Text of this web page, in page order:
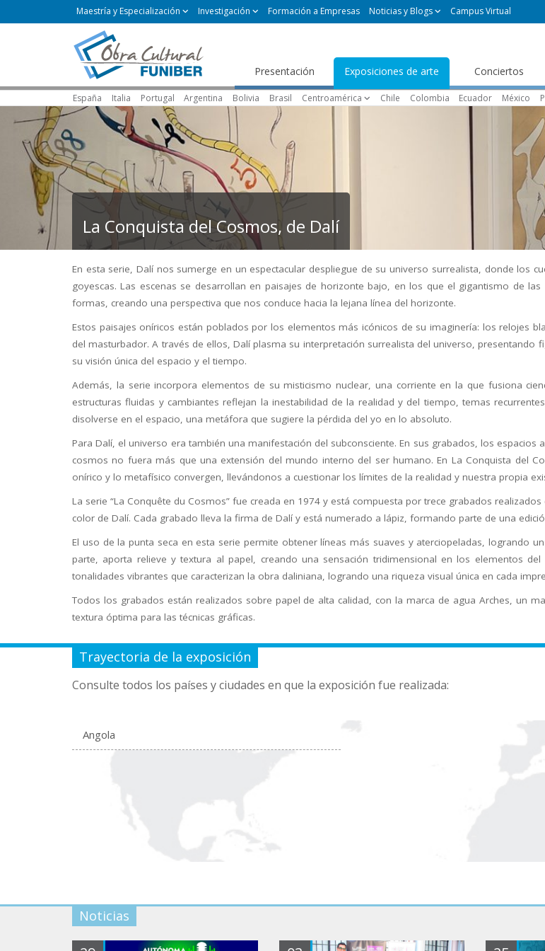
Maestría y Especialización Investigación Formación a Empresas Noticias y Blogs Campus Virtual
Presentación Exposiciones de arte Conciertos
España Italia Portugal Argentina Bolivia Brasil Centroamérica Chile Colombia Ecuador México
La Conquista del Cosmos, de Dalí
En esta serie, Dalí nos sumerge en un espectacular despliegue de su universo surrealista, donde los
goyescas. Las escenas se desarrollan en paisajes de horizonte bajo, en los que el gigantismo de
formas, creando una perspectiva que nos conduce hacia la lejana línea del horizonte.
Estos paisajes oníricos están poblados por los elementos más icónicos de su imaginería: los relojes
del masturbador. A través de ellos, Dalí plasma su interpretación surrealista del universo,
su visión única del espacio y el tiempo.
Además, la serie incorpora elementos de su misticismo nuclear, una corriente en la que fusiona
estructuras fluidas y cambiantes reflejan la inestabilidad de la realidad y del tiempo, temas
disolverse en el espacio, una metáfora que sugiere la pérdida del yo en lo absoluto.
Para Dalí, el universo era también una manifestación del subconsciente. En sus grabados, los
cosmos no fuera más que una extensión del mundo interno del ser humano. En La Conquista del
onírico y lo metafísico convergen, llevándonos a cuestionar los límites de la realidad y nuestra propia
La serie “La Conquête du Cosmos” fue creada en 1974 y está compuesta por trece grabados
color de Dalí. Cada grabado lleva la firma de Dalí y está numerado a lápiz, formando parte de una
El uso de la punta seca en esta serie permite obtener líneas más suaves y aterciopeladas, logrando
parte, aporta relieve y textura al papel, creando una sensación tridimensional en los elementos
tonalidades vibrantes que caracterizan la obra daliniana, logrando una riqueza visual única en cada
Todos los grabados están realizados sobre papel de alta calidad, con la marca de agua Arches, un
textura óptima para las técnicas gráficas.
Trayectoria de la exposición
Consulte todos los países y ciudades en que la exposición fue realizada:
Angola
Noticias